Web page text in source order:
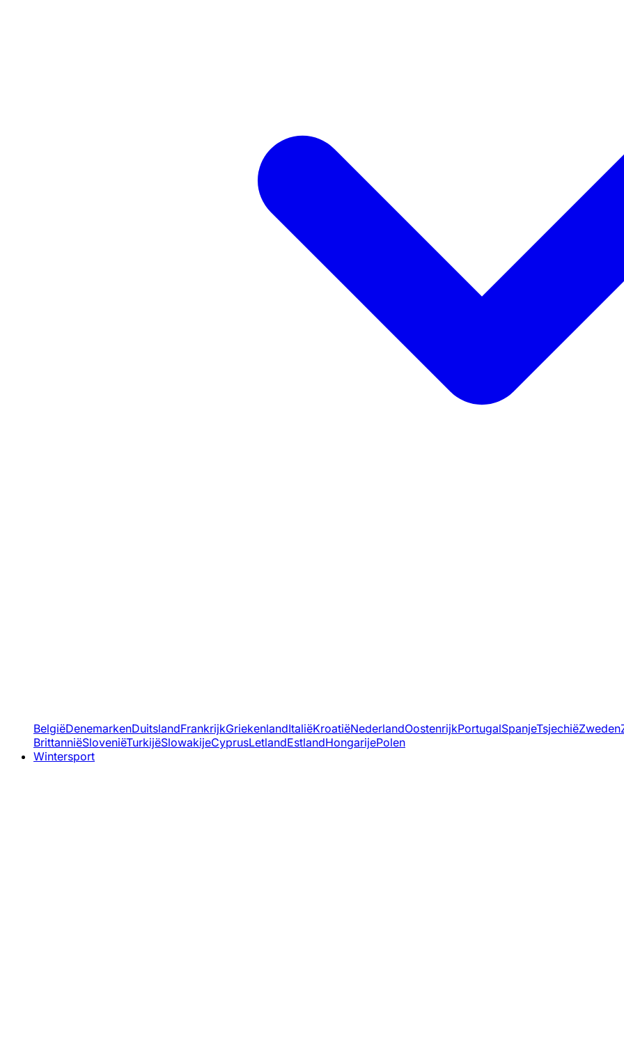
BelgiëDenemarkenDuitslandFrankrijkGriekenlandItaliëKroatiëNederlandOostenrijkPortugalSpanjeTsjechiëZweden
BrittanniëSloveniëTurkijëSlowakijeCyprusLetlandEstlandHongarijePolen
Wintersport